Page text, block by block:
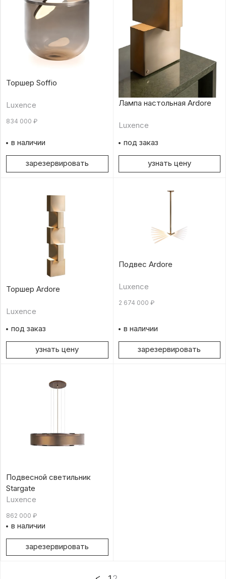
Торшер Soffio
Luxence
834 000 ₽
в наличии
зарезервировать
Лампа настольная Ardore
Luxence
под заказ
узнать цену
Торшер Ardore
Luxence
под заказ
узнать цену
Подвес Ardore
Luxence
2 674 000 ₽
в наличии
зарезервировать
Подвесной светильник
Stargate
Luxence
862 000 ₽
в наличии
зарезервировать